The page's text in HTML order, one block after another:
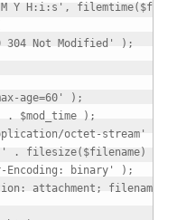
Y H:i:s' , filemtime(
304 Not Modified' ) ;
age=60' ) ;
. $mod_time ) ;
octet-stream'
' . filesize( $filename)
Encoding: binary' ) ;
attachment; filename="'